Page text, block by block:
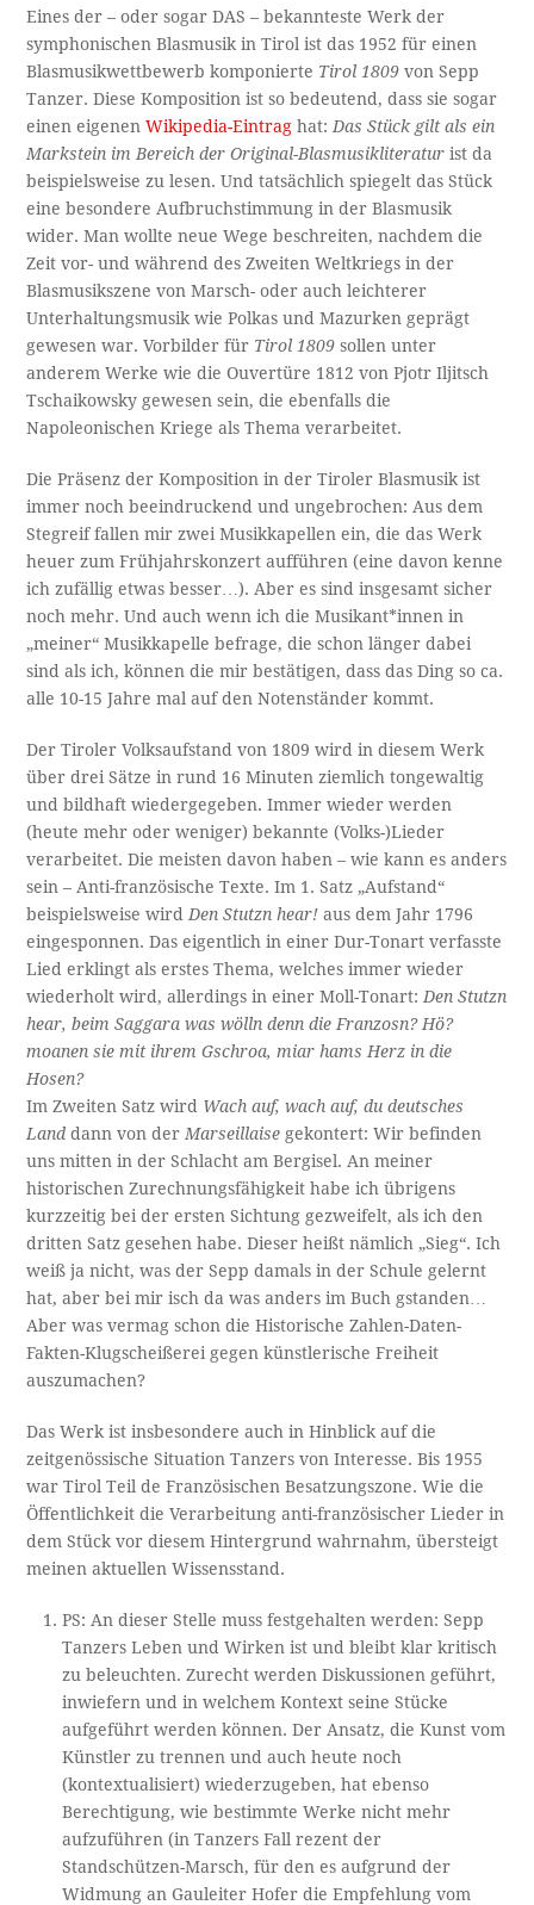
Eines der – oder sogar DAS – bekannteste Werk der
symphonischen Blasmusik in Tirol ist das 1952 für einen
Blasmusikwettbewerb komponierte Tirol 1809von Sepp
Tanzer. Diese Komposition ist so bedeutend, dass sie sogar
einen eigenenWikipedia-Eintrag hat: Das Stück gilt als ein
Markstein im Bereich der Original-Blasmusikliteratur ist da
beispielsweise zu lesen. Und tatsächlich spiegelt das Stück
eine besondere Aufbruchstimmung in der Blasmusik
wider. Man wollte neue Wege beschreiten, nachdem die
Zeit vor- und während des Zweiten Weltkriegs in der
Blasmusikszene von Marsch- oder auch leichterer
Unterhaltungsmusik wie Polkas und Mazurken geprägt
gewesen war. Vorbilder für Tirol 1809 sollen unter
anderem Werke wie die Ouvertüre 1812 von Pjotr Iljitsch
Tschaikowsky gewesen sein, die ebenfalls die
Napoleonischen Kriege als Thema verarbeitet.
Die Präsenz der Komposition in der Tiroler Blasmusik ist
immer noch beeindruckend und ungebrochen: Aus dem
Stegreif fallen mir zwei Musikkapellen ein, die das Werk
heuer zum Frühjahrskonzert aufführen (eine davon kenne
ich zufällig etwas besser…). Aber es sind insgesamt sicher
noch mehr. Und auch wenn ich die Musikant*innen in
„meiner“ Musikkapelle befrage, die schon länger dabei
sind als ich, können die mir bestätigen, dass das Ding so ca.
alle 10-15 Jahre mal auf den Notenständer kommt.
Der Tiroler Volksaufstand von 1809 wird in diesem Werk
über drei Sätze in rund 16 Minuten ziemlich tongewaltig
und bildhaft wiedergegeben. Immer wieder werden
(heute mehr oder weniger) bekannte (Volks-)Lieder
verarbeitet. Die meisten davon haben – wie kann es anders
sein – Anti-französische Texte. Im 1. Satz „Aufstand“
beispielsweise wird Den Stutzn hear!aus dem Jahr 1796
eingesponnen. Das eigentlich in einer Dur-Tonart verfasste
Lied erklingt als erstes Thema, welches immer wieder
wiederholt wird, allerdings in einer Moll-Tonart: Den Stutzn
hear, beim Saggara was wölln denn die Franzosn? Hö?
moanen sie mit ihrem Gschroa, miar hams Herz in die
Hosen?
Im Zweiten Satz wird Wach auf, wach auf, du deutsches
Landdann von der Marseillaise gekontert: Wir befinden
uns mitten in der Schlacht am Bergisel. An meiner
historischen Zurechnungsfähigkeit habe ich übrigens
kurzzeitig bei der ersten Sichtung gezweifelt, als ich den
dritten Satz gesehen habe. Dieser heißt nämlich „Sieg“. Ich
weiß ja nicht, was der Sepp damals in der Schule gelernt
hat, aber bei mir isch da was anders im Buch gstanden…
Aber was vermag schon die Historische Zahlen-Daten-
Fakten-Klugscheißerei gegen künstlerische Freiheit
auszumachen?
Das Werk ist insbesondere auch in Hinblick auf die
zeitgenössische Situation Tanzers von Interesse. Bis 1955
war Tirol Teil de Französischen Besatzungszone. Wie die
Öffentlichkeit die Verarbeitung anti-französischer Lieder in
dem Stück vor diesem Hintergrund wahrnahm, übersteigt
meinen aktuellen Wissensstand.
PS: An dieser Stelle muss festgehalten werden: Sepp
Tanzers Leben und Wirken ist und bleibt klar kritisch
zu beleuchten. Zurecht werden Diskussionen geführt,
inwiefern und in welchem Kontext seine Stücke
aufgeführt werden können. Der Ansatz, die Kunst vom
Künstler zu trennen und auch heute noch
(kontextualisiert) wiederzugeben, hat ebenso
Berechtigung, wie bestimmte Werke nicht mehr
aufzuführen (in Tanzers Fall rezent der
Standschützen-Marsch, für den es aufgrund der
Widmung an Gauleiter Hofer die Empfehlung vom